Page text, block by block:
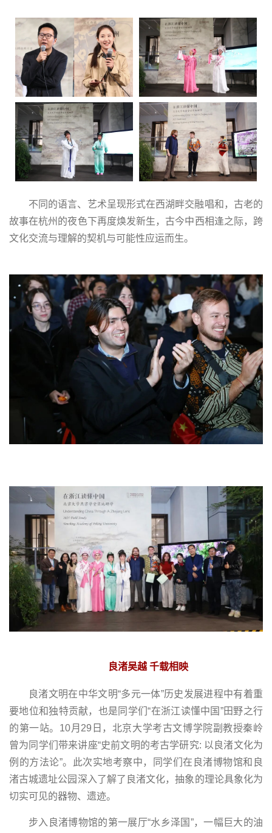
不同的语言、艺术呈现形式在西湖畔交融唱和，古老的
故事在杭州的夜色下再度焕发新生，古今中西相逢之际，跨
文化交流与理解的契机与可能性应运而生。
良渚吴越 千载相映
良渚文明在中华文明“多元一体”历史发展进程中有着重
要地位和独特贡献，也是同学们“在浙江读懂中国”田野之行
的第一站。10月29日，北京大学考古文博学院副教授秦岭
曾为同学们带来讲座“史前文明的考古学研究: 以良渚文化为
例的方法论”。此次实地考察中，同学们在良渚博物馆和良
渚古城遗址公园深入了解了良渚文化，抽象的理论具象化为
切实可见的器物、遗迹。
步入良渚博物馆的第一展厅“水乡泽国”，一幅巨大的油